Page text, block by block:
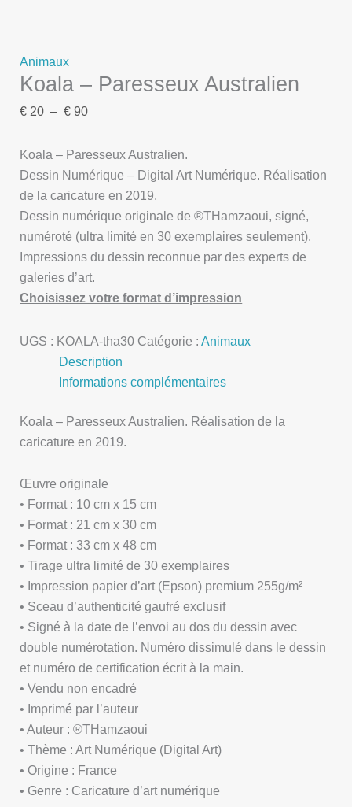
Animaux
Koala – Paresseux Australien
€ 20 – € 90
Koala – Paresseux Australien.
Dessin Numérique – Digital Art Numérique. Réalisation
de la caricature en 2019.
Dessin numérique originale de ®THamzaoui, signé,
numéroté (ultra limité en 30 exemplaires seulement).
Impressions du dessin reconnue par des experts de
galeries d’art.
Choisissez votre format d’impression
UGS : KOALA-tha30 Catégorie :Animaux
Description
Informations complémentaires
Koala – Paresseux Australien. Réalisation de la
caricature en 2019.
Œuvre originale
• Format : 10 cm x 15 cm
• Format : 21 cm x 30 cm
• Format : 33 cm x 48 cm
• Tirage ultra limité de 30 exemplaires
• Impression papier d’art (Epson) premium 255g/m²
• Sceau d’authenticité gaufré exclusif
• Signé à la date de l’envoi au dos du dessin avec
double numérotation. Numéro dissimulé dans le dessin
et numéro de certification écrit à la main.
• Vendu non encadré
• Imprimé par l’auteur
• Auteur : ®THamzaoui
• Thème : Art Numérique (Digital Art)
• Origine : France
• Genre : Caricature d’art numérique